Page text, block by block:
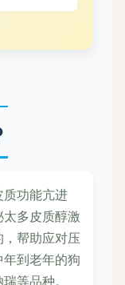
功能亢进
多皮质醇激
帮助应对压
到老年的狗
等品种。